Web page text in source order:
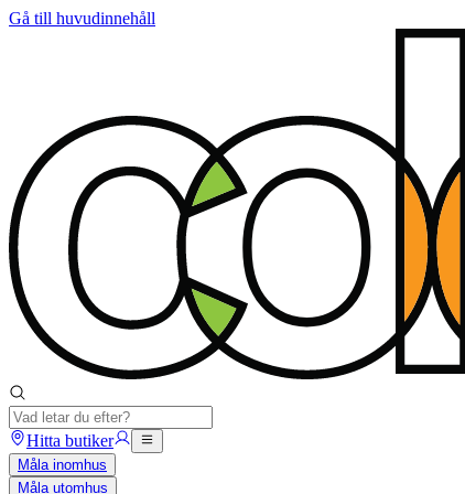
Gå till huvudinnehåll
Hitta butiker
Måla inomhus
Måla utomhus